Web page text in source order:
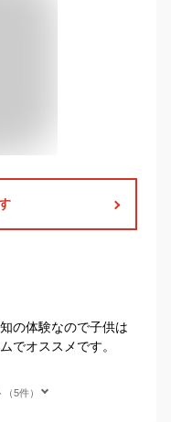
の体験なので子供は
でオススメです。
5件）